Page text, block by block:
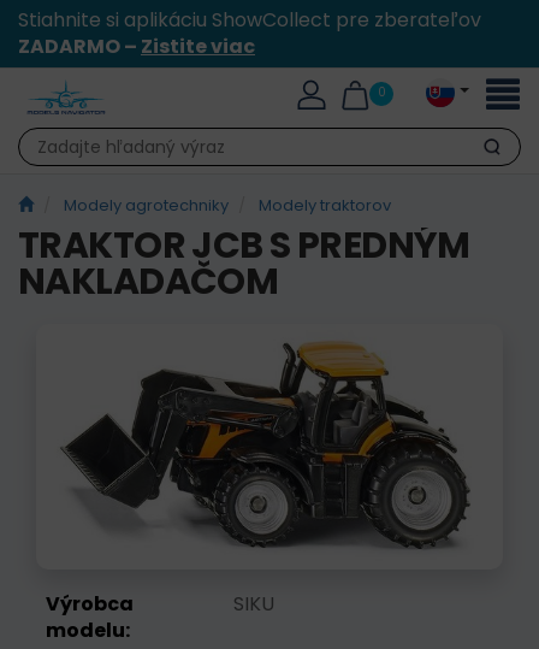
Stiahnite si aplikáciu ShowCollect pre zberateľov
ZADARMO – Zistite viac
0
Hľadať
Modely agrotechniky Modely traktorov
TRAKTOR JCB S PREDNÝM
NAKLADAČOM
Výrobca
modelu:
SIKU